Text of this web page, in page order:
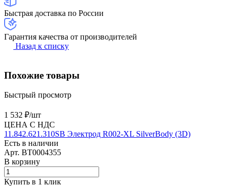
Быстрая доставка по России
Гарантия качества от производителей
Назад к списку
Похожие товары
Быстрый просмотр
1 532 ₽/шт
ЦЕНА С НДС
11.842.621.310SB Электрод R002-XL SilverBody (3D)
Есть в наличии
Арт. BT0004355
В корзину
Купить в 1 клик